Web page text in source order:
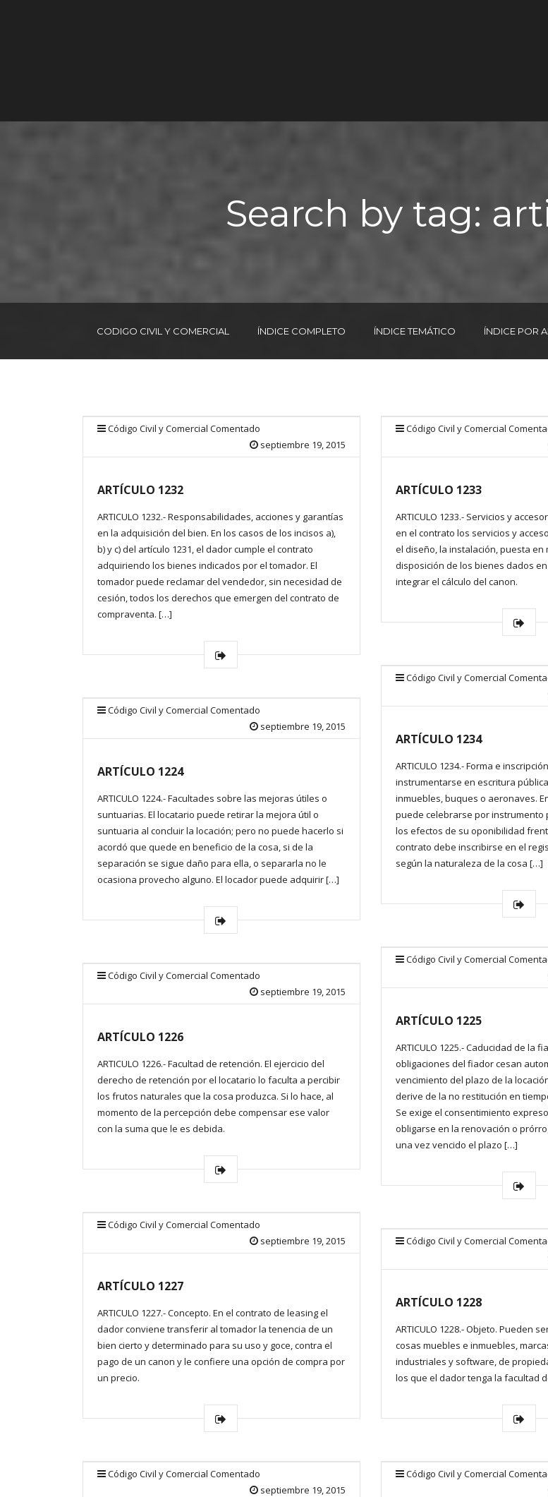
Search by tag:
CODIGO CIVIL Y COMERCIAL ÍNDICE COMPLETO ÍNDICE TEMÁTICO ÍNDICE POR
Código Civil y Comercial Comentado
septiembre 19, 2015
ARTÍCULO 1232
ARTICULO 1232.- Responsabilidades, acciones y garantías
en la adquisición del bien. En los casos de los incisos a),
b) y c) del artículo 1231, el dador cumple el contrato
adquiriendo los bienes indicados por el tomador. El
tomador puede reclamar del vendedor, sin necesidad de
cesión, todos los derechos que emergen del contrato de
compraventa. […]
Código Civil y Comercial
ARTÍCULO 1233
ARTICULO 1233.- Servicios y
en el contrato los servicios y
el diseño, la instalación, puesta en
disposición de los bienes dados
integrar el cálculo del canon.
Código Civil y Comercial
ARTÍCULO 1234
ARTICULO 1234.- Forma e
instrumentarse en escritura
inmuebles, buques o aeronaves.
puede celebrarse por instrumento
los efectos de su oponibilidad
contrato debe inscribirse en el
según la naturaleza de la cosa […]
Código Civil y Comercial Comentado
septiembre 19, 2015
ARTÍCULO 1224
ARTICULO 1224.- Facultades sobre las mejoras útiles o
suntuarias. El locatario puede retirar la mejora útil o
suntuaria al concluir la locación; pero no puede hacerlo si
acordó que quede en beneficio de la cosa, si de la
separación se sigue daño para ella, o separarla no le
ocasiona provecho alguno. El locador puede adquirir […]
Código Civil y Comercial
ARTÍCULO 1225
ARTICULO 1225.- Caducidad de la
obligaciones del fiador cesan
vencimiento del plazo de la
derive de la no restitución en
Se exige el consentimiento
obligarse en la renovación o
una vez vencido el plazo […]
Código Civil y Comercial Comentado
septiembre 19, 2015
ARTÍCULO 1226
ARTICULO 1226.- Facultad de retención. El ejercicio del
derecho de retención por el locatario lo faculta a percibir
los frutos naturales que la cosa produzca. Si lo hace, al
momento de la percepción debe compensar ese valor
con la suma que le es debida.
Código Civil y Comercial Comentado
septiembre 19, 2015
ARTÍCULO 1227
ARTICULO 1227.- Concepto. En el contrato de leasing el
dador conviene transferir al tomador la tenencia de un
bien cierto y determinado para su uso y goce, contra el
pago de un canon y le confiere una opción de compra por
un precio.
Código Civil y Comercial
ARTÍCULO 1228
ARTICULO 1228.- Objeto. Pueden
cosas muebles e inmuebles,
industriales y software, de
los que el dador tenga la facultad
Código Civil y Comercial Comentado
septiembre 19, 2015
Código Civil y Comercial